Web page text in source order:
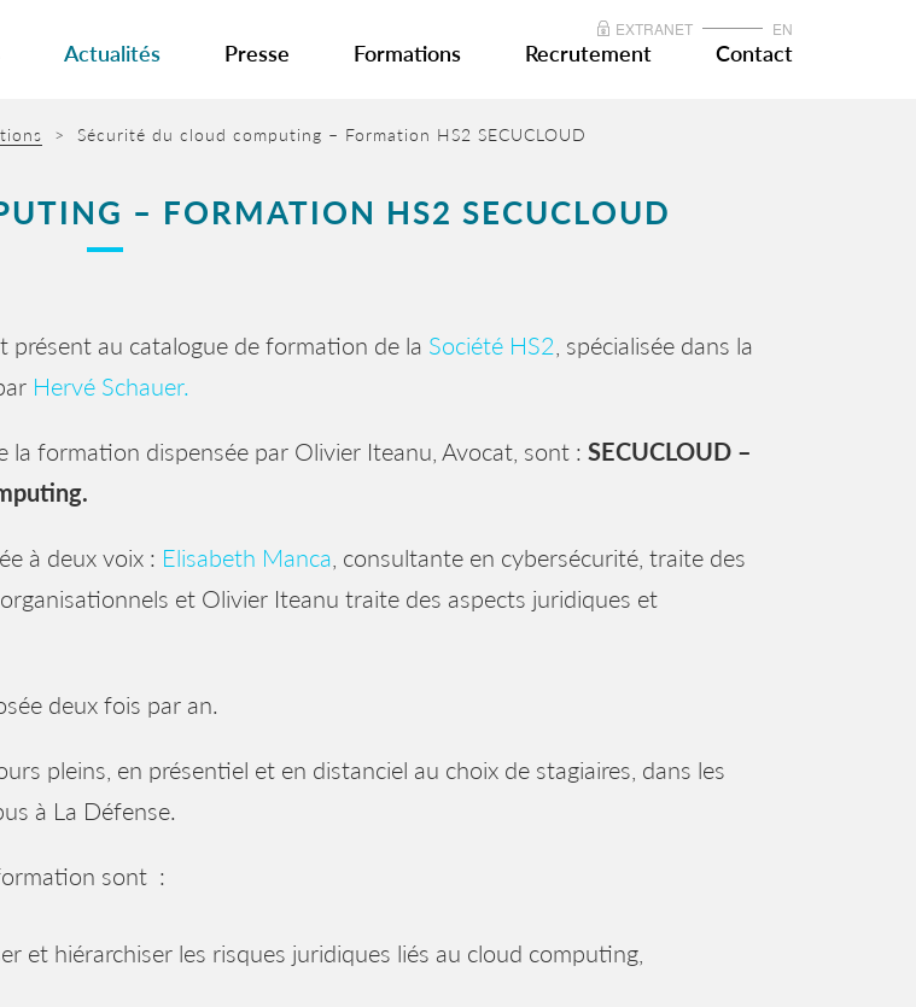
EXTRANET EN
Actualités Presse Formations Recrutement Contact
> Sécurité du cloud computing – Formation HS2 SECUCLOUD
– FORMATION HS2 SECUCLOUD
présent au catalogue de formation de la Société HS2 , spécialisée dans la
Hervé Schauer.
la formation dispensée par Olivier Iteanu, Avocat, sont : SECUCLOUD –
à deux voix : Elisabeth Manca , consultante en cybersécurité, traite des
et Olivier Iteanu traite des aspects juridiques et
deux fois par an.
pleins, en présentiel et en distanciel au choix de stagiaires, dans les
à La Défense.
sont :
et hiérarchiser les risques juridiques liés au cloud computing,